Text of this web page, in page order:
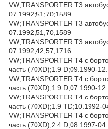
VW;TRANSPORTER T3
07.1992;51;70;1589
VW;TRANSPORTER T3
07.1992;51;70;1589
VW;TRANSPORTER T3
07.1992;42;57;1716
VW;TRANSPORTER T4 c
часть (70XD);1.9 D;09.1990-
VW;TRANSPORTER T4 c
часть (70XD);1.9 D;07.1990-
VW;TRANSPORTER T4 c
часть (70XD);1.9 TD;10.1992-
VW;TRANSPORTER T4 c
часть (70XD);2.4 D;08.1997-